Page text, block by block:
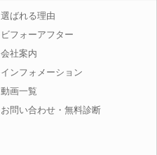
選ばれる理由
ビフォーアフター
会社案内
インフォメーション
動画一覧
お問い合わせ・無料診断